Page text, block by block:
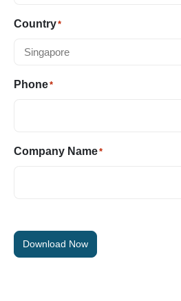
Country*
Phone*
Company Name*
Download Now